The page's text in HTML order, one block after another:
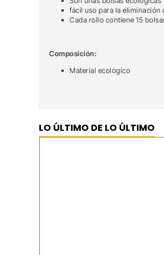
fácil uso para la eliminación
Cada rollo contiene 15
Composición:
Material ecológico
LO ÚLTIMO DE LO ÚLTIMO